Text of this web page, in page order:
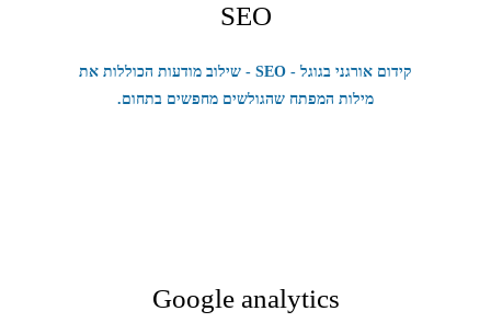
SEO
קידום אורגני בגוגל - SEO - שילוב מודעות הכוללות את
מילות המפתח שהגולשים מחפשים בתחום.
Google analytics